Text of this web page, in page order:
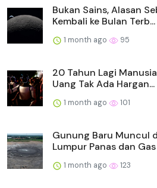
Bukan Sains, Alasan
Kembali ke Bulan Terb...
1 month ago 95
20 Tahun Lagi
Uang Tak Ada Hargan...
1 month ago 101
Gunung Baru Muncul
Lumpur Panas dan Gas
1 month ago 123